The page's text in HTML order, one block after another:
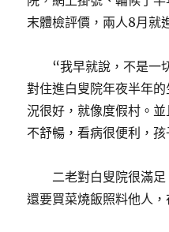
末體檢評價，兩人8月就
“我早就說，不是一
對住進白叟院年夜半年
況很好，就像度假村。
不舒暢，看病很便利，
二老對白叟院很滿足
還要買菜燒飯照料他人